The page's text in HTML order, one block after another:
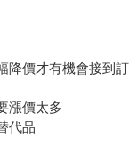
降價才有機會接到訂
漲價太多
代品